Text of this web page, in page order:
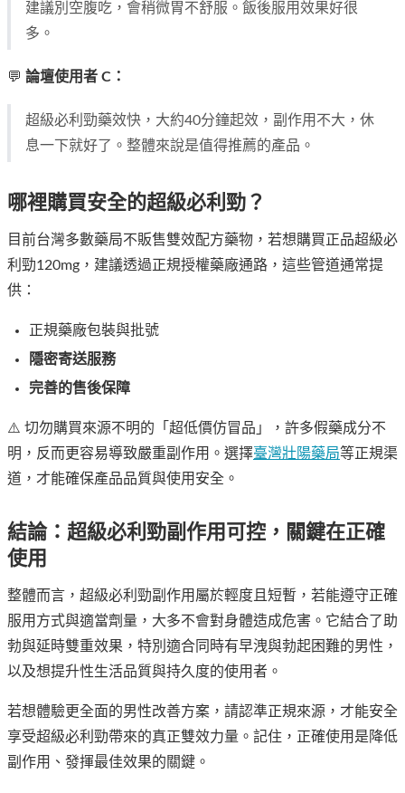
建議別空腹吃，會稍微胃不舒服。飯後服用效果好很
多。
💬 論壇使用者 C：
超級必利勁藥效快，大約40分鐘起效，副作用不大，休
息一下就好了。整體來說是值得推薦的產品。
哪裡購買安全的超級必利勁？
目前台灣多數藥局不販售雙效配方藥物，若想購買正品超級必
利勁120mg，建議透過正規授權藥廠通路，這些管道通常提
供：
正規藥廠包裝與批號
隱密寄送服務
完善的售後保障
⚠️ 切勿購買來源不明的「超低價仿冒品」，許多假藥成分不
明，反而更容易導致嚴重副作用。選擇臺灣壯陽藥局等正規渠
道，才能確保產品品質與使用安全。
結論：超級必利勁副作用可控，關鍵在正確
使用
整體而言，超級必利勁副作用屬於輕度且短暫，若能遵守正確
服用方式與適當劑量，大多不會對身體造成危害。它結合了助
勃與延時雙重效果，特別適合同時有早洩與勃起困難的男性，
以及想提升性生活品質與持久度的使用者。
若想體驗更全面的男性改善方案，請認準正規來源，才能安全
享受超級必利勁帶來的真正雙效力量。記住，正確使用是降低
副作用、發揮最佳效果的關鍵。